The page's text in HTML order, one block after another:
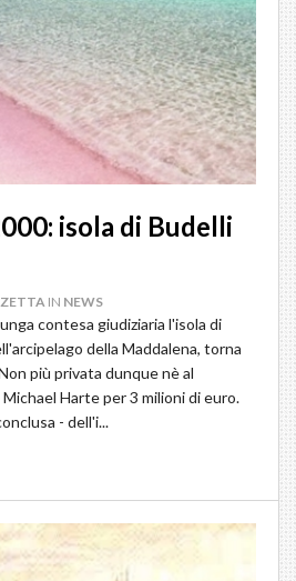
isola di Budelli
IN NEWS
contesa giudiziaria l'isola di
della Maddalena, torna
più privata dunque nè al
Harte per 3 milioni di euro.
- dell'i...